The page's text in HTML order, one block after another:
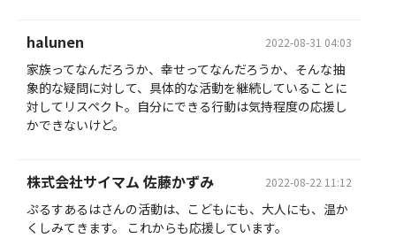
halunen 2022-08-31 04:03
家族ってなんだろうか、幸せってなんだろうか、そんな抽
象的な疑問に対して、具体的な活動を継続していることに
対してリスペクト。自分にできる行動は気持程度の応援し
かできないけど。
株式会社サイマム 佐藤かずみ 2022-08-22 11:12
ぷるすあるはさんの活動は、こどもにも、大人にも、温か
くしみてきます。 これからも応援しています。